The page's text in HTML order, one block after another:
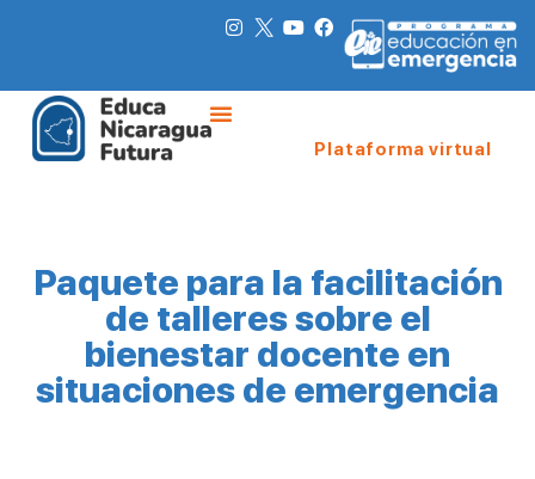
Plataforma virtual
Paquete para la facilitación
de talleres sobre el
bienestar docente en
situaciones de emergencia